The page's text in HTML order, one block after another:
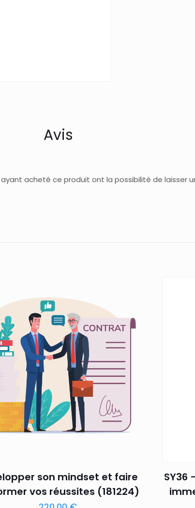
Avis
acheté ce produit ont la possibilité de laisser
son mindset et faire
vos réussites (181224)
SY36